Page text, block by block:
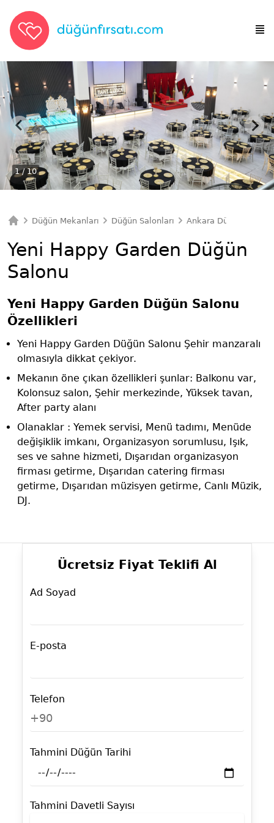
1/ 10
Düğün Mekanları Düğün Salonları Ankara Düğün
Yeni Happy Garden Düğün
Salonu
Yeni Happy Garden Düğün Salonu
Özellikleri
Yeni Happy Garden Düğün Salonu Şehir manzaralı
olmasıyla dikkat çekiyor.
Mekanın öne çıkan özellikleri şunlar: Balkonu var,
Kolonsuz salon, Şehir merkezinde, Yüksek tavan,
After party alanı
Olanaklar : Yemek servisi, Menü tadımı, Menüde
değişiklik imkanı, Organizasyon sorumlusu, Işık,
ses ve sahne hizmeti, Dışarıdan organizasyon
firması getirme, Dışarıdan catering firması
getirme, Dışarıdan müzisyen getirme, Canlı Müzik,
DJ.
Ücretsiz Fiyat Teklifi Al
Ad Soyad
E-posta
Telefon
+90
Tahmini Düğün Tarihi
Tahmini Davetli Sayısı